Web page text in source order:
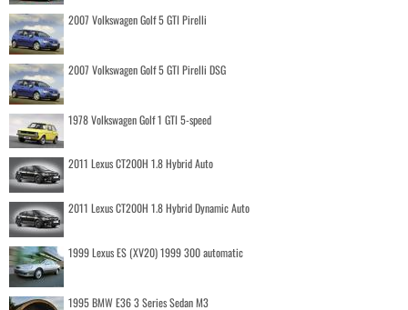
2007 Volkswagen Golf 5 GTI Pirelli
2007 Volkswagen Golf 5 GTI Pirelli DSG
1978 Volkswagen Golf 1 GTI 5-speed
2011 Lexus CT200H 1.8 Hybrid Auto
2011 Lexus CT200H 1.8 Hybrid Dynamic Auto
1999 Lexus ES (XV20) 1999 300 automatic
1995 BMW E36 3 Series Sedan M3